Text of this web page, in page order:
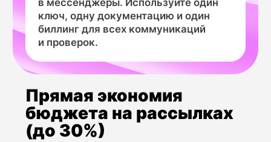
Параметр
HLR Lookup API
Принцип работы
Прямой запрос к базе данных оператора
связи (HLR) через протокол SS7.